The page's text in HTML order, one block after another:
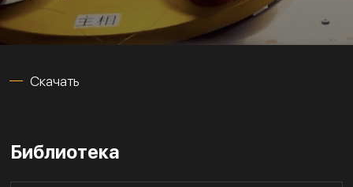
Скачать
Библиотека